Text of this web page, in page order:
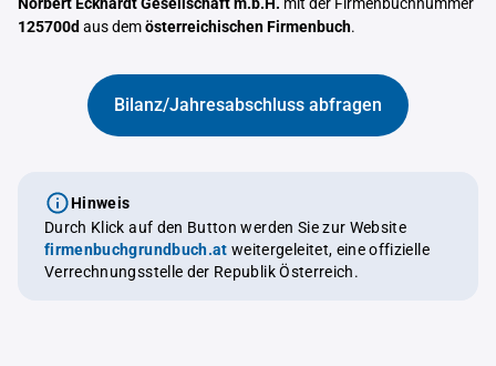
125700d aus demösterreichischen Firmenbuch.
Bilanz/Jahresabschluss abfragen
Hinweis
Durch Klick auf den Button werden Sie zur Website
firmenbuchgrundbuch.at weitergeleitet, eine offizielle
Verrechnungsstelle der Republik Österreich.